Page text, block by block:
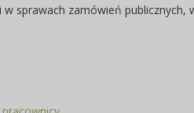
w sprawach zamówień